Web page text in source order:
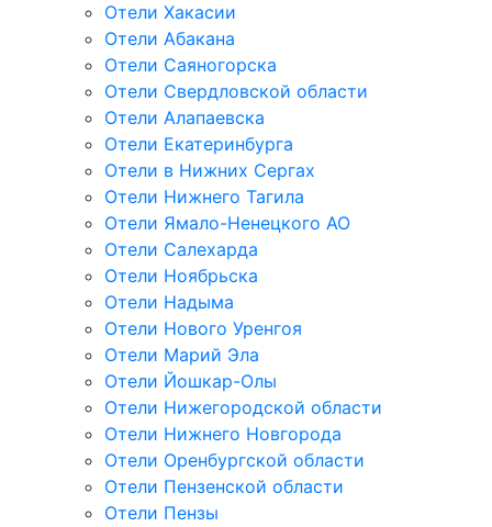
Отели Хакасии
Отели Абакана
Отели Саяногорска
Отели Свердловской области
Отели Алапаевска
Отели Екатеринбурга
Отели в Нижних Сергах
Отели Нижнего Тагила
Отели Ямало-Ненецкого АО
Отели Салехарда
Отели Ноябрьска
Отели Надыма
Отели Нового Уренгоя
Отели Марий Эла
Отели Йошкар-Олы
Отели Нижегородской области
Отели Нижнего Новгорода
Отели Оренбургской области
Отели Пензенской области
Отели Пензы